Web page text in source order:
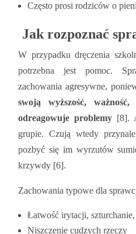
Często prosi rodziców o
Jak rozpoznać
W przypadku dręczenia
potrzebna jest pomoc.
zachowania agresywne,
swoją wyższość,
odreagowuje problemy [8].
grupie. Czują wtedy
pozbyć się im wyrzutów
krzywdy [6].
Zachowania typowe dla
Łatwość irytacji,
Niszczenie cudzych rzeczy